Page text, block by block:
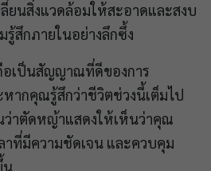
ยนสิ่งแวดล้อมให้สะอาดและสงบ
สึกภายในอย่างลึกซึ้ง
เป็นสัญญาณที่ดีของการ
หากคุณรู้สึกว่าชีวิตช่วงนี้เต็มไป
ว่าตัดหญ้าแสดงให้เห็นว่าคุณ
าที่มีความชัดเจน และควบคุม
น